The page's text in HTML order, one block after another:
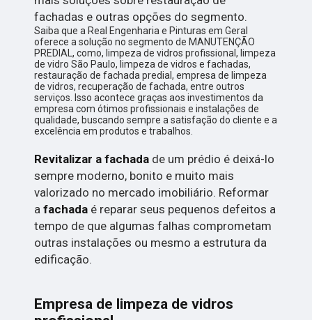
fachadas e outras opções do segmento.
Saiba que a Real Engenharia e Pinturas em Geral
oferece a solução no segmento de MANUTENÇÃO
PREDIAL, como, limpeza de vidros profissional, limpeza
de vidro São Paulo, limpeza de vidros e fachadas,
restauração de fachada predial, empresa de limpeza
de vidros, recuperação de fachada, entre outros
serviços. Isso acontece graças aos investimentos da
empresa com ótimos profissionais e instalações de
qualidade, buscando sempre a satisfação do cliente e a
excelência em produtos e trabalhos.
Revitalizar a fachada de um prédio é deixá-lo
sempre moderno, bonito e muito mais
valorizado no mercado imobiliário. Reformar
afachada é reparar seus pequenos defeitos a
tempo de que algumas falhas comprometam
outras instalações ou mesmo a estrutura da
edificação.
Empresa de limpeza de vidros